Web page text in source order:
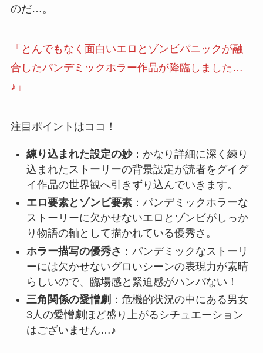
のだ…。
「とんでもなく面白いエロとゾンビパニックが融
合したパンデミックホラー作品が降臨しました…
♪」
注目ポイントはココ！
練り込まれた設定の妙：かなり詳細に深く練り
込まれたストーリーの背景設定が読者をグイグ
イ作品の世界観へ引きずり込んでいきます。
エロ要素とゾンビ要素：パンデミックホラーな
ストーリーに欠かせないエロとゾンビがしっか
り物語の軸として描かれている優秀さ。
ホラー描写の優秀さ ：パンデミックなストーリ
ーには欠かせないグロいシーンの表現力が素晴
らしいので、臨場感と緊迫感がハンパない！
三角関係の愛憎劇 ：危機的状況の中にある男女
3人の愛憎劇ほど盛り上がるシチュエーション
はございません…♪